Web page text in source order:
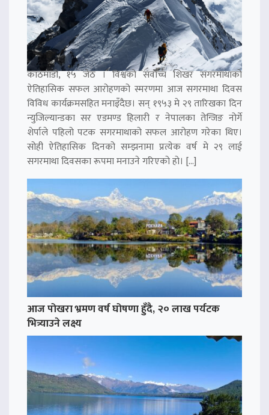
काठमाडौं, १५ जेठ । विश्वको सर्वोच्च शिखर सगरमाथाको
ऐतिहासिक सफल आरोहणको स्मरणमा आज सगरमाथा दिवस
विविध कार्यक्रमसहित मनाइँदैछ। सन् १९५३ मे २९ तारिखका दिन
न्युजिल्यान्डका सर एडमण्ड हिलारी र नेपालका तेन्जिङ नोर्गे
शेर्पाले पहिलो पटक सगरमाथाको सफल आरोहण गरेका थिए।
सोही ऐतिहासिक दिनको सम्झनामा प्रत्येक वर्ष मे २९ लाई
सगरमाथा दिवसका रूपमा मनाउने गरिएको हो। […]
आज पोखरा भ्रमण वर्ष घोषणा हुँदै, २० लाख पर्यटक
भित्र्याउने लक्ष्य